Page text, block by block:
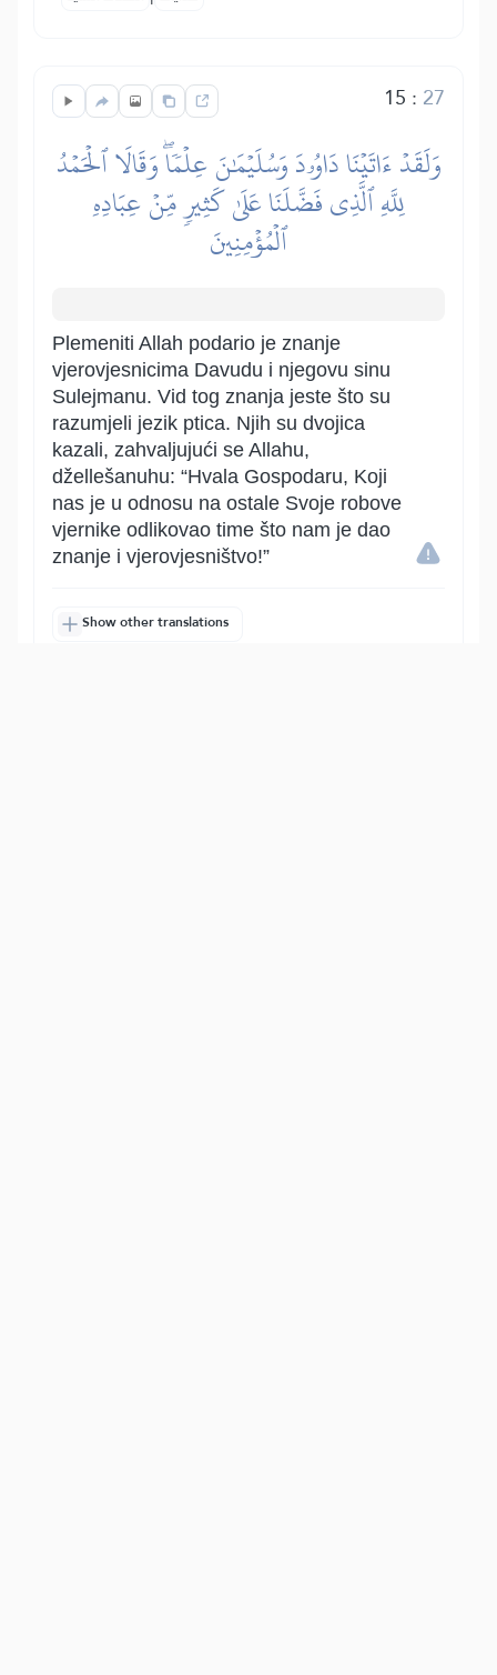
15 : 27
وَلَقَدۡ ءَاتَيۡنَا دَاوُۥدَ وَسُلَيۡمَٰنَ عِلۡمٗاۖ وَقَالَا ٱلۡحَمۡدُ
لِلَّهِ ٱلَّذِي فَضَّلَنَا عَلَىٰ كَثِيرٖ مِّنۡ عِبَادِهِ
ٱلۡمُؤۡمِنِينَ
Plemeniti Allah podario je znanje
vjerovjesnicima Davudu i njegovu sinu
Sulejmanu. Vid tog znanja jeste što su
razumjeli jezik ptica. Njih su dvojica
kazali, zahvaljujući se Allahu,
džellešanuhu: “Hvala Gospodaru, Koji
nas je u odnosu na ostale Svoje robove
vjernike odlikovao time što nam je dao
znanje i vjerovjesništvo!”
Show other translations